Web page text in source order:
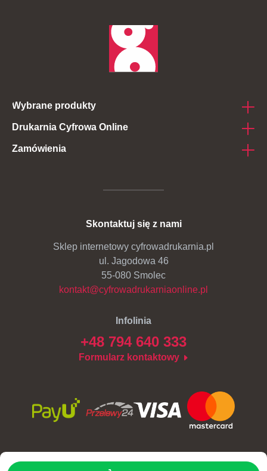
Wybrane produkty
Zestawy naklejek i arkusze z naklejkami
Naklejki ekonomiczne
Drukarnia Cyfrowa Online
Zamówienia
Polityka plików cookie
Skontaktuj się z nami
Sklep internetowy cyfrowadrukarnia.pl
ul. Jagodowa 46
55-080 Smolec
kontakt@cyfrowadrukarniaonline.pl
Infolinia
+48 794 640 333
Formularz kontaktowy